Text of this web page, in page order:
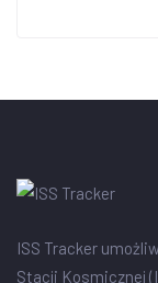
ISS Tracker
Stacji Kosmicznej